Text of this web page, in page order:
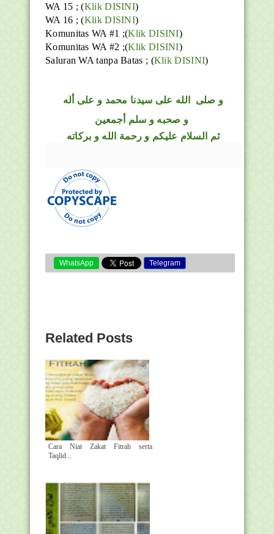
WA 15 ; (Klik DISINI)
WA 16 ; (Klik DISINI)
Komunitas WA #1 ;(Klik DISINI)
Komunitas WA #2 ;(Klik DISINI)
Saluran WA tanpa Batas ; (Klik DISINI)
و صلى الله على سيدنا محمد و على أله
و صحبه و سلم أجمعين
ثم السلام عليكم و رحمة الله و بركاته
WhatsApp Telegram
Related Posts
Cara Niat Zakat Fitrah serta
Taqlid...